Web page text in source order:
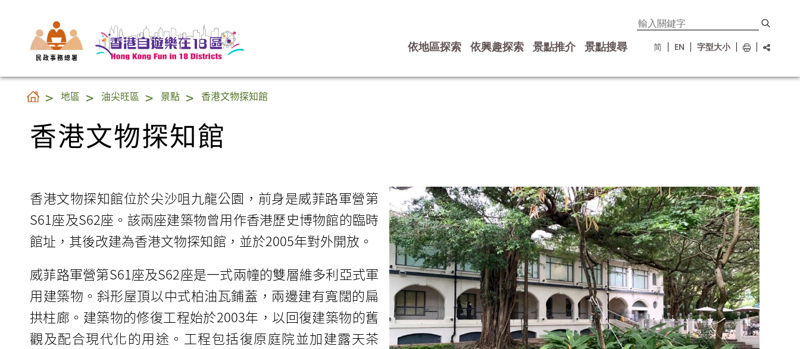
民 政 事 務 總 署
依地區探索 依興趣探索 景點推介 景點搜尋 简 EN 字型大小
香港文物探知館
地區 油尖旺區 景點 香港文物探知館
香港文物探知館
香港文物探知館位於尖沙咀九龍公園，前身是威菲路軍營第
S61座及S62座。該兩座建築物曾用作香港歷史博物館的臨時
館址，其後改建為香港文物探知館，並於2005年對外開放。
威菲路軍營第S61座及S62座是一式兩幢的雙層維多利亞式軍
用建築物。斜形屋頂以中式柏油瓦鋪蓋，兩邊建有寬闊的扁
拱柱廊。建築物的修復工程始於2003年，以回復建築物的舊
觀及配合現代化的用途。工程包括復原庭院並加建露天茶